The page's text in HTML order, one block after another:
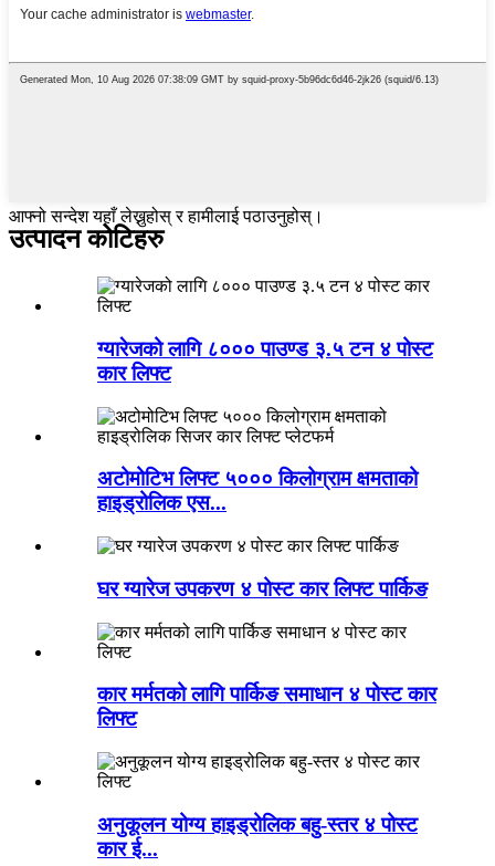
आफ्नो सन्देश यहाँ लेख्नुहोस् र हामीलाई पठाउनुहोस्।
उत्पादन कोटिहरु
ग्यारेजको लागि ८००० पाउण्ड ३.५ टन ४ पोस्ट
कार लिफ्ट
अटोमोटिभ लिफ्ट ५००० किलोग्राम क्षमताको
हाइड्रोलिक एस...
घर ग्यारेज उपकरण ४ पोस्ट कार लिफ्ट पार्किङ
कार मर्मतको लागि पार्किङ समाधान ४ पोस्ट कार
लिफ्ट
अनुकूलन योग्य हाइड्रोलिक बहु-स्तर ४ पोस्ट
कार ई...